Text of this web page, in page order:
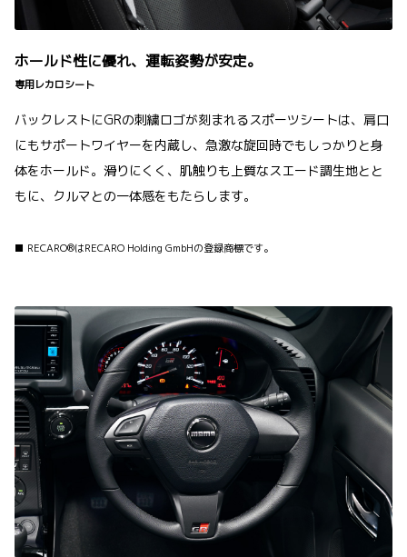
ホールド性に優れ、運転姿勢が安定。
専用レカロシート
バックレストにGRの刺繍ロゴが刻まれるスポーツシートは、肩口
にもサポートワイヤーを内蔵し、急激な旋回時でもしっかりと身
体をホールド。滑りにくく、肌触りも上質なスエード調生地とと
もに、クルマとの一体感をもたらします。
■ RECARO®はRECARO Holding GmbHの登録商標です。